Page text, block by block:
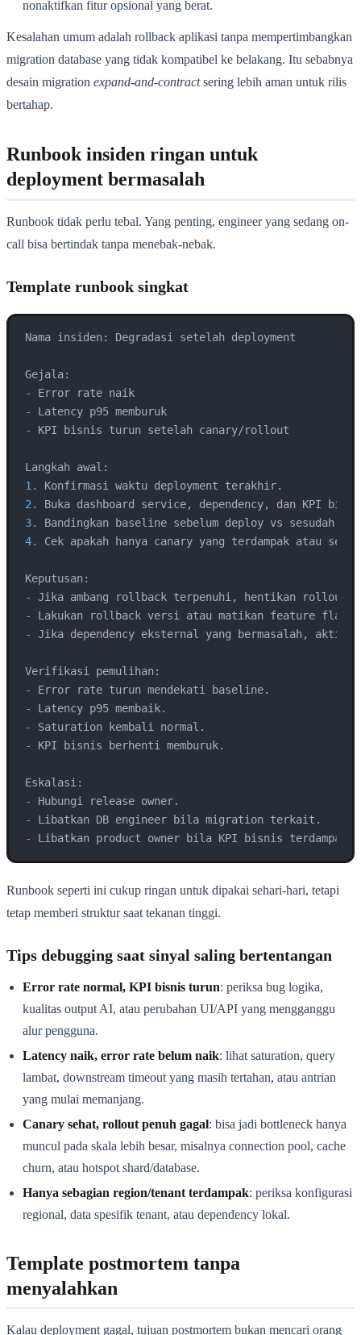
nonaktifkan fitur opsional yang berat.
Kesalahan umum adalah rollback aplikasi tanpa mempertimbangkan
migration database yang tidak kompatibel ke belakang. Itu sebabnya
desain migration expand-and-contractsering lebih aman untuk rilis
bertahap.
Runbook insiden ringan untuk
deployment bermasalah
Runbook tidak perlu tebal. Yang penting, engineer yang sedang on-
call bisa bertindak tanpa menebak-nebak.
Template runbook singkat
Nama insiden: Degradasi setelah deployment
-
Error rate naik
-
Latency p95 memburuk
- KPI bisnis turun setelah canary/rollout
1.
2.
3.
4.
Cek apakah hanya canary yang terdampak atau
-
-
- Jika dependency eksternal yang bermasalah,
-
-
-
- KPI bisnis berhenti memburuk.
-
-
- Libatkan product owner bila KPI bisnis terdampak.
Runbook seperti ini cukup ringan untuk dipakai sehari-hari, tetapi
tetap memberi struktur saat tekanan tinggi.
Tips debugging saat sinyal saling bertentangan
Error rate normal, KPI bisnis turun: periksa bug logika,
kualitas output AI, atau perubahan UI/API yang mengganggu
alur pengguna.
Latency naik, error rate belum naik: lihat saturation, query
lambat, downstream timeout yang masih tertahan, atau antrian
yang mulai memanjang.
Canary sehat, rollout penuh gagal: bisa jadi bottleneck hanya
muncul pada skala lebih besar, misalnya connection pool, cache
churn, atau hotspot shard/database.
Hanya sebagian region/tenant terdampak: periksa konfigurasi
regional, data spesifik tenant, atau dependency lokal.
Template postmortem tanpa
menyalahkan
Kalau deployment gagal, tujuan postmortem bukan mencari orang